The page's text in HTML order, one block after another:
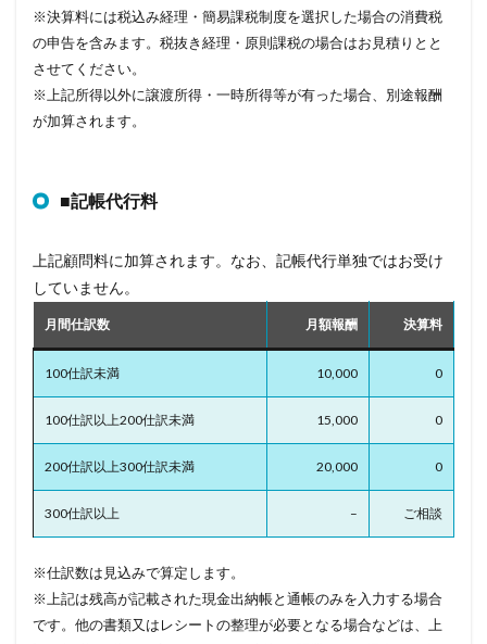
※決算料には税込み経理・簡易課税制度を選択した場合の消費税
の申告を含みます。税抜き経理・原則課税の場合はお見積りとと
させてください。
※上記所得以外に譲渡所得・一時所得等が有った場合、別途報酬
が加算されます。
■記帳代行料
上記顧問料に加算されます。なお、記帳代行単独ではお受け
していません。
月間仕訳数 月額報酬 決算料
100仕訳未満 10,000 0
100仕訳以上200仕訳未満 15,000 0
200仕訳以上300仕訳未満 20,000 0
300仕訳以上 – ご相談
※仕訳数は見込みで算定します。
※上記は残高が記載された現金出納帳と通帳のみを入力する場合
です。他の書類又はレシートの整理が必要となる場合などは、上